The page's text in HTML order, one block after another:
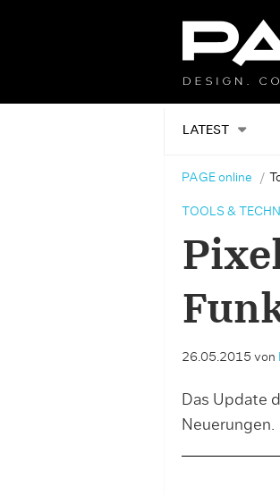
LATEST
PAGE online
TOOLS &
26.05.2015 von
Das Update
Neuerungen.